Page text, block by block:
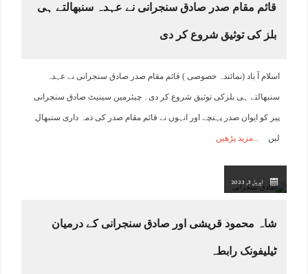
قائم مقام صدر صادق سنجرانی نے عہدہ سنبھالتے ہی
بلز کی توثیق شروع کر دی
اسلام آ باد (نمائندہ خصوصی ) قائم مقام صدر صادق سنجرانی نے عہدہ
سنبھالتے ہی بلزکی توثیق شروع کر دی۔ چیئرمین سینیٹ صادق سنجرانی
پیر کو ایوان صدر پہنچے اور انہوں نے قائم مقام صدر کی ذمہ داری سنبھال
لیں مزید پڑھیں
اپریل 3, 2023
شاہ محمود قریشی اور صادق سنجرانی کے درمیان
ٹیلیفونک رابطہ